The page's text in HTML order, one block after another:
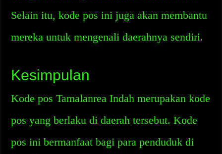
Selain itu, kode pos ini juga akan membantu
mereka untuk mengenali daerahnya sendiri.
Kesimpulan
Kode pos Tamalanrea Indah merupakan kode
pos yang berlaku di daerah tersebut. Kode
pos ini bermanfaat bagi para penduduk di